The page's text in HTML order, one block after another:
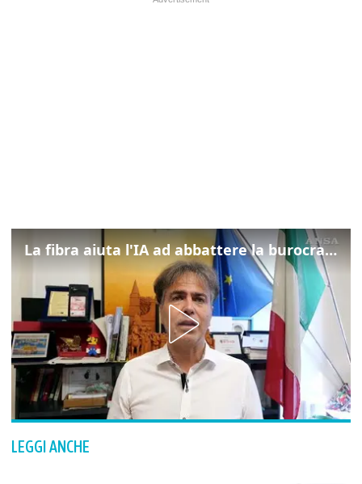
La fibra aiuta l'IA ad abbattere la burocrazia, progetto pilota in Veneto
LEGGI ANCHE